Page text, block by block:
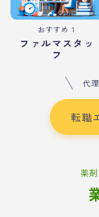
おすすめ１
ファルマスタッ
フ
代
転職
薬